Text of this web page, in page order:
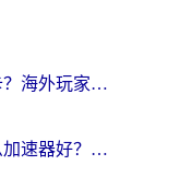
在欧洲打魔兽世界如何不卡？海外玩家的国服游戏加速终极攻略
国外玩国服英雄联盟用什么加速器好？海外党亲测有效的国服游戏加速指南